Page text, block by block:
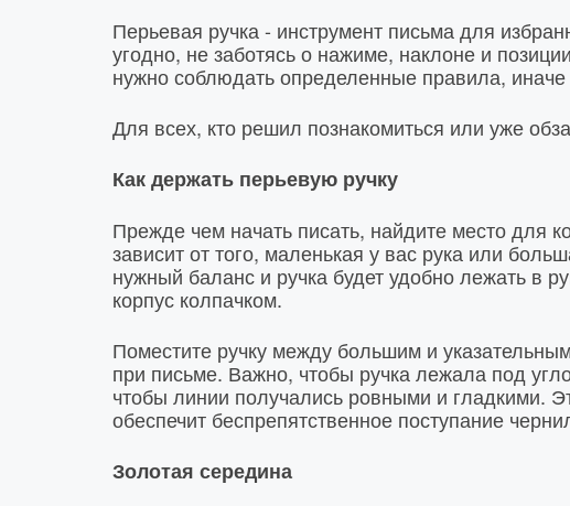
Перьевая ручка - инструмент письма для
угодно, не заботясь о нажиме, наклоне и
нужно соблюдать определенные правила,
Для всех, кто решил познакомиться или уже
Как держать перьевую ручку
Прежде чем начать писать, найдите место для
зависит от того, маленькая у вас рука или
нужный баланс и ручка будет удобно лежать в
корпус колпачком.
Поместите ручку между большим и
при письме. Важно, чтобы ручка лежала под
чтобы линии получались ровными и гладкими.
обеспечит беспрепятственное поступание
Золотая середина